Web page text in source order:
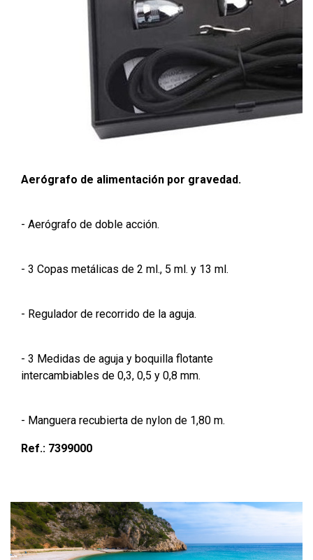
Aerógrafo de alimentación por gravedad.
- Aerógrafo de doble acción.
- 3 Copas metálicas de 2 ml., 5 ml. y 13 ml.
- Regulador de recorrido de la aguja.
- 3 Medidas de aguja y boquilla flotante
intercambiables de 0,3, 0,5 y 0,8 mm.
- Manguera recubierta de nylon de 1,80 m.
Ref.: 7399000